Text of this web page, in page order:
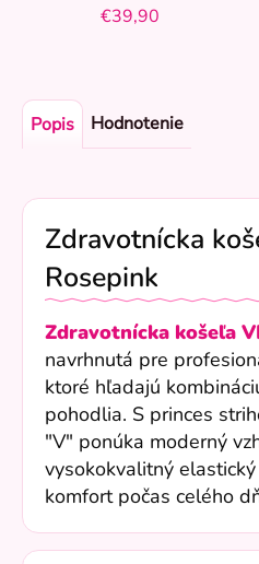
€39,90
Popis Hodnotenie
Zdravotnícka
Rosepink
Zdravotnícka košeľa
navrhnutá pre
ktoré hľadajú
pohodlia. S princes
"V" ponúka moderný
vysokokvalitný
komfort počas celého